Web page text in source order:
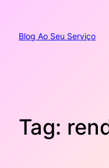
Blog Ao Seu Serviço
Tag: